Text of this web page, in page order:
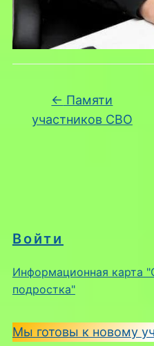
Войти
Информационная карта
подростка"
Мы готовы к новому
← Памяти
участников СВО